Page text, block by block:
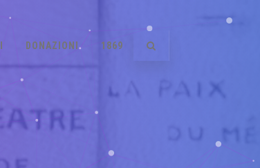
DONAZIONI 1869